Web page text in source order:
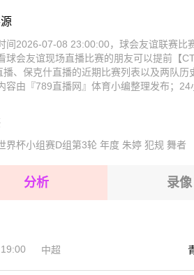
2026-08-16 【球会友谊】 海法马卡比
2026-08-16 【球会友谊】 海法马卡比
2026-08-16 【球会友谊】 海法马卡比VS
2026-08-16 【球会友谊】 海法马卡比VS
2026-08-16 【球会友谊】 海法马卡比
2026-08-16 【球会友谊】 海法马卡比
2026-08-16 【球会友谊】 海法马卡比VS
2026-08-16 【球会友谊】 海法马卡比VS
2026-08-16 【球会友谊】 海法马卡比
2026-07-08 23:00:00，球会友谊联赛比
会友谊现场直播比赛的朋友可以提前【
播、保克什直播的近期比赛列表以及两队历
由『789直播网』体育小编整理发布；24
界杯小组赛D组第3轮 年度 朱婷 犯规 舞者
分析 录像
19:00 中超